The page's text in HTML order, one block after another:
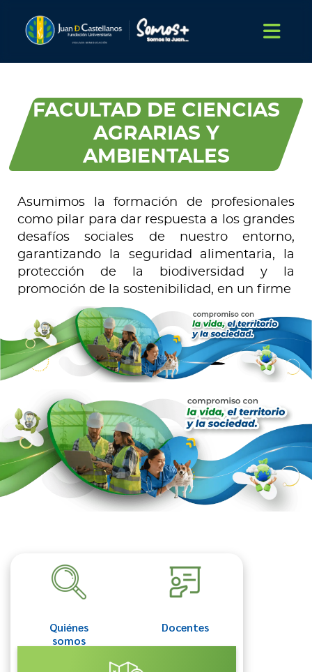
FACULTAD DE CIENCIAS
AGRARIAS Y
AMBIENTALES
Asumimos la formación de profesionales
como pilar para dar respuesta a los grandes
desafíos sociales de nuestro entorno,
garantizando la seguridad alimentaria, la
protección de la biodiversidad y la
promoción de la sostenibilidad, en un firme
Quiénes
somos
Docentes